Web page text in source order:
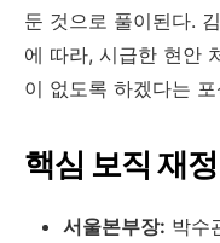
둔 것으로 풀이된다.
에 따라, 시급한 현안
이 없도록 하겠다는
핵심 보직 재
서울본부장: 박수